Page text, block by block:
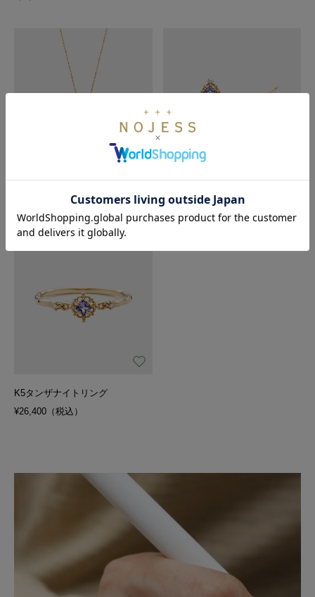
¥28,600（税込）
¥28,600（税込）
K5タンザナイトリング
¥26,400（税込）